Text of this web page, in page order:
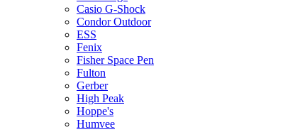
Casio G-Shock
Condor Outdoor
ESS
Fenix
Fisher Space Pen
Fulton
Gerber
High Peak
Hoppe's
Humvee